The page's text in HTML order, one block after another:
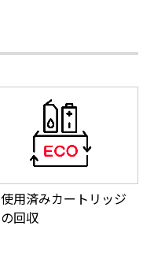
使用済みカートリッジ
の回収